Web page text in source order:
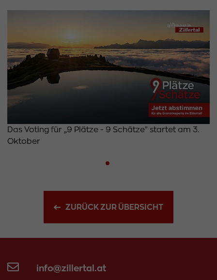
Das Voting für „9 Plätze - 9 Schätze" startet am 3.
Oktober
ZURÜCK ZUR ÜBERSICHT
info@zillertal.at